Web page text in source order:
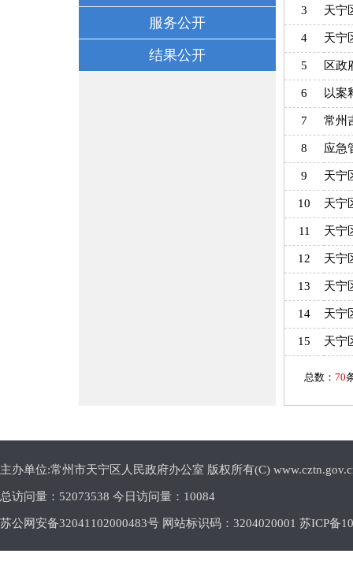
服务公开
结果公开
主办单位:常州市天宁区人民政府办公室 版权所有(C)
总访问量： 52073538 今日访问量： 10084
苏公网安备32041102000483号 网站标识码：3204020001 苏ICP备